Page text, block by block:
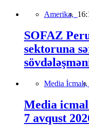
Amerika,
SOFAZ
sektoruna
Media İcmalı,
Media
7 avqust